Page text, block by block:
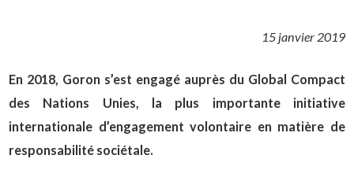
15 janvier 2019
En 2018, Goron s’est engagé auprès du Global Compact
des Nations Unies, la plus importante initiative
internationale d’engagement volontaire en matière de
responsabilité sociétale.